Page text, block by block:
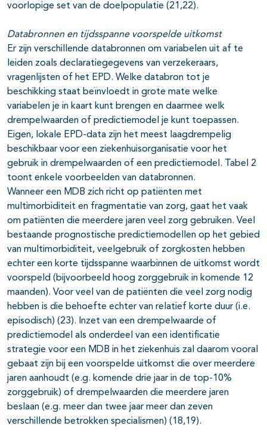
voorlopige set van de doelpopulatie (21,22).
Databronnen en tijdsspanne voorspelde uitkomst
Er zijn verschillende databronnen om variabelen uit af te
leiden zoals declaratiegegevens van verzekeraars,
vragenlijsten of het EPD. Welke databron tot je
beschikking staat beïnvloedt in grote mate welke
variabelen je in kaart kunt brengen en daarmee welk
drempelwaarden of predictiemodel je kunt toepassen.
Eigen, lokale EPD-data zijn het meest laagdrempelig
beschikbaar voor een ziekenhuisorganisatie voor het
gebruik in drempelwaarden of een predictiemodel. Tabel 2
toont enkele voorbeelden van databronnen.
Wanneer een MDB zich richt op patiënten met
multimorbiditeit en fragmentatie van zorg, gaat het vaak
om patiënten die meerdere jaren veel zorg gebruiken. Veel
bestaande prognostische predictiemodellen op het gebied
van multimorbiditeit, veelgebruik of zorgkosten hebben
echter een korte tijdsspanne waarbinnen de uitkomst wordt
voorspeld (bijvoorbeeld hoog zorggebruik in komende 12
maanden). Voor veel van de patiënten die veel zorg nodig
hebben is die behoefte echter van relatief korte duur (i.e.
episodisch) (23). Inzet van een drempelwaarde of
predictiemodel als onderdeel van een identificatie
strategie voor een MDB in het ziekenhuis zal daarom vooral
gebaat zijn bij een voorspelde uitkomst die over meerdere
jaren aanhoudt (e.g. komende drie jaar in de top-10%
zorggebruik) of drempelwaarden die meerdere jaren
beslaan (e.g. meer dan twee jaar meer dan zeven
verschillende betrokken specialismen) (18,19).